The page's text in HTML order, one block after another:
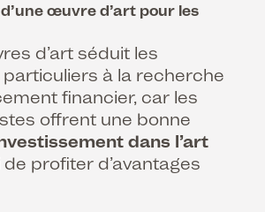
œuvre d’art pour les
d’art séduit les
à la recherche
financier, car les
offrent une bonne
dans l’art
profiter d’avantages